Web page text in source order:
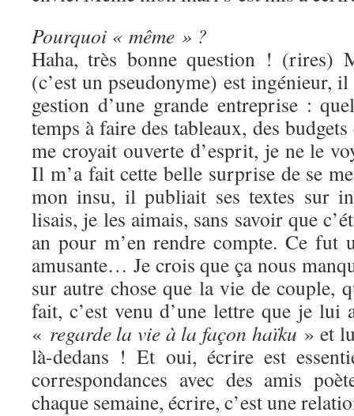
Pourquoi « même » ?
Haha, très bonne question ! (rires)
(c’est un pseudonyme) est ingénieur,
gestion d’une grande entreprise :
temps à faire des tableaux, des
me croyait ouverte d’esprit, je ne le
Il m’a fait cette belle surprise de se
mon insu, il publiait ses textes sur
lisais, je les aimais, sans savoir que
an pour m’en rendre compte. Ce fut
amusante… Je crois que ça nous
sur autre chose que la vie de couple,
fait, c’est venu d’une lettre que je
« regarde la vie à la façon haïku » et
là-dedans ! Et oui, écrire est
correspondances avec des amis
chaque semaine, écrire, c’est une